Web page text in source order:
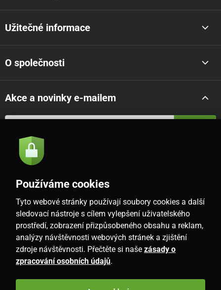
Užitečné informace
O společnosti
Akce a novinky e-mailem
Souhlasím se
CZ
Používáme cookies
Tyto webové stránky používají soubory cookies a další
sledovací nástroje s cílem vylepšení uživatelského
prostředí, zobrazení přizpůsobeného obsahu a reklam,
analýzy návštěvnosti webových stránek a zjištění
zdroje návštěvnosti. Přečtěte si naše zásady o
zpracování osobních údajů.